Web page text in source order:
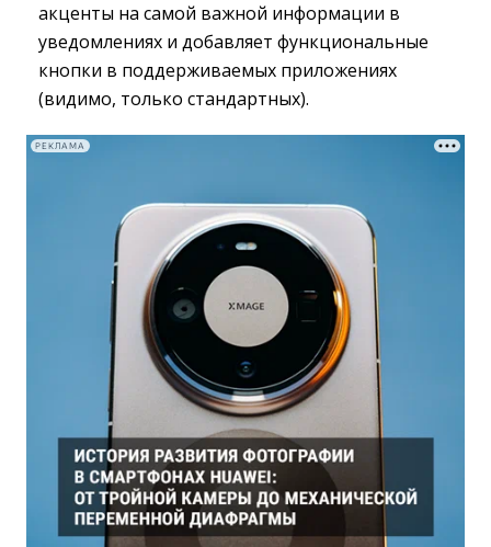
акценты на самой важной информации в
уведомлениях и добавляет функциональные
кнопки в поддерживаемых приложениях
(видимо, только стандартных).
РЕКЛАМА